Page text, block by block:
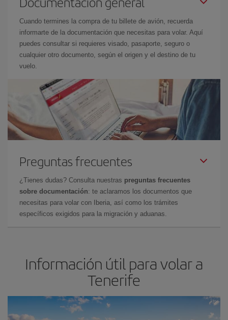
Cuando termines la compra de tu billete de avión, recuerda
informarte de la documentación que necesitas para volar. Aquí
puedes consultar si requieres visado, pasaporte, seguro o
cualquier otro documento, según el origen y el destino de tu
vuelo.
Preguntas frecuentes
¿Tienes dudas? Consulta nuestras preguntas frecuentes
sobre documentación: te aclaramos los documentos que
necesitas para volar con Iberia, así como los trámites
específicos exigidos para la migración y aduanas.
Información útil para volar a
Tenerife